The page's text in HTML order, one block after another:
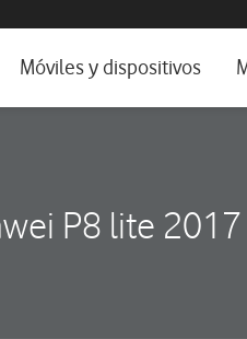
e idioma
Móviles y dispositivos
Ver todosP8 lite 2017